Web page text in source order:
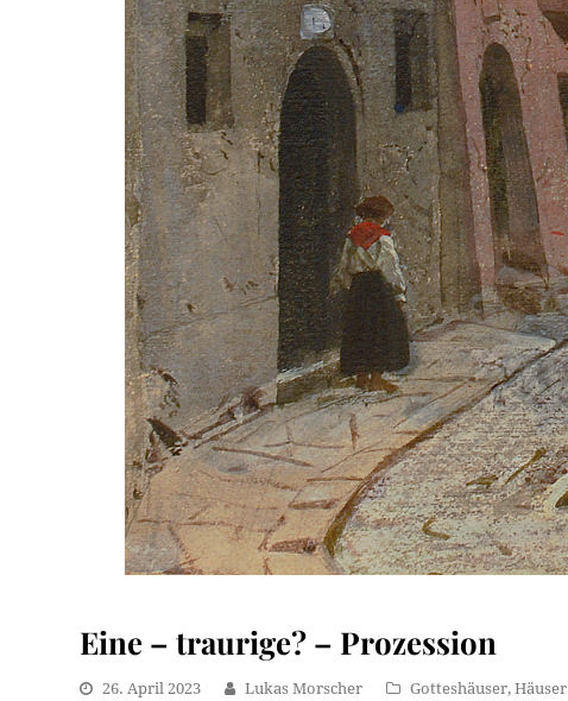
Eine – traurige? – Prozession
26. April 2023 Lukas Morscher Gotteshäuser,Häuser